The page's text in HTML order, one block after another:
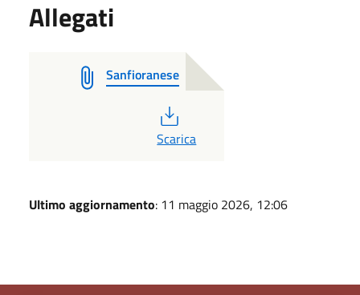
Allegati
Sanfioranese
PDF
Scarica
Ultimo aggiornamento: 11 maggio 2026, 12:06